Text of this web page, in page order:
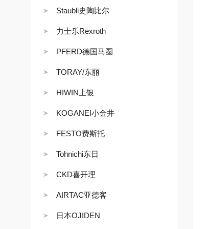
Staubli史陶比尔
力士乐Rexroth
PFERD德国马圈
TORAY/东丽
HIWIN上银
KOGANEI小金井
FESTO费斯托
Tohnichi东日
CKD喜开理
AIRTAC亚德客
日本OJIDEN